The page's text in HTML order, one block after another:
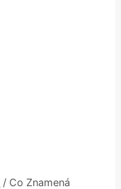
/ Co Znamená